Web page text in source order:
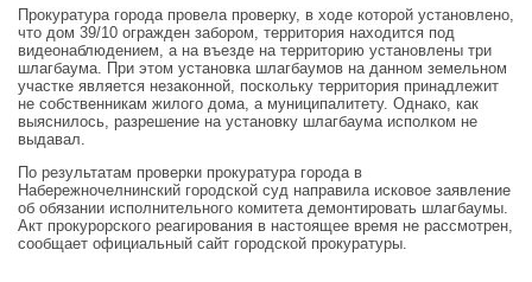
Прокуратура города провела проверку, в ходе которой установлено,
что дом 39/10 огражден забором, территория находится под
видеонаблюдением, а на въезде на территорию установлены три
шлагбаума. При этом установка шлагбаумов на данном земельном
участке является незаконной, поскольку территория принадлежит
не собственникам жилого дома, а муниципалитету. Однако, как
выяснилось, разрешение на установку шлагбаума исполком не
выдавал.
По результатам проверки прокуратура города в
Набережночелнинский городской суд направила исковое заявление
об обязании исполнительного комитета демонтировать шлагбаумы.
Акт прокурорского реагирования в настоящее время не рассмотрен,
сообщает официальный сайт городской прокуратуры.